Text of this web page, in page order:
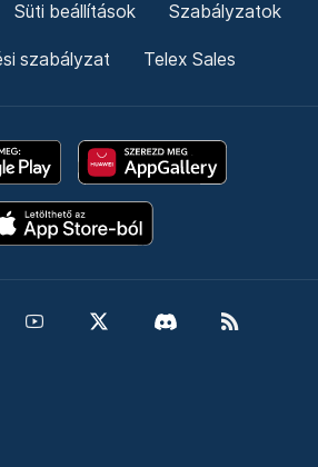
Süti beállítások Szabályzatok
szabályzat Telex Sales